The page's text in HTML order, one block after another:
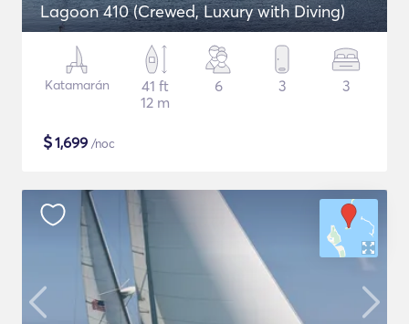
Lagoon 410 (Crewed, Luxury with Diving)
Katamarán
41 ft
12 m
6 3 3
$1,699 /noc